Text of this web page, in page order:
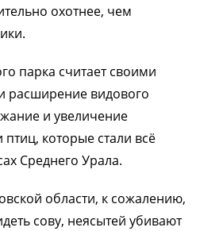
охотнее, чем
парка считает своими
видового
и увеличение
которые стали всё
Среднего Урала.
области, к сожалению,
сову, неясытей убивают